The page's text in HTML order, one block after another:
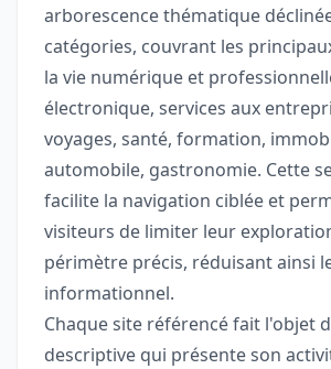
arborescence thématique
catégories, couvrant les
la vie numérique et
électronique, services aux
voyages, santé, formation,
automobile, gastronomie. Cette
facilite la navigation ciblée et
visiteurs de limiter leur
périmètre précis, réduisant ainsi
informationnel.
Chaque site référencé fait l'objet
descriptive qui présente son